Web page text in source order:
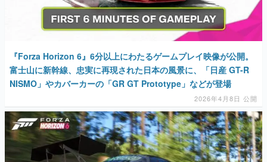
『Forza Horizon 6』6分以上にわたるゲームプレイ映像が公開。
富士山に新幹線、忠実に再現された日本の風景に、「日産 GT-R
NISMO」やカバーカーの「GR GT Prototype」などが登場
2026年4月8日 公開